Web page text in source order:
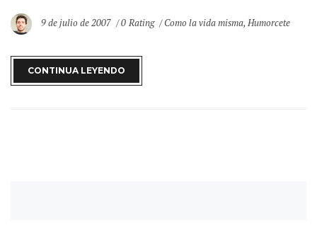
9 de julio de 2007 0 Rating Como la vida misma,Humorcete
CONTINUA LEYENDO